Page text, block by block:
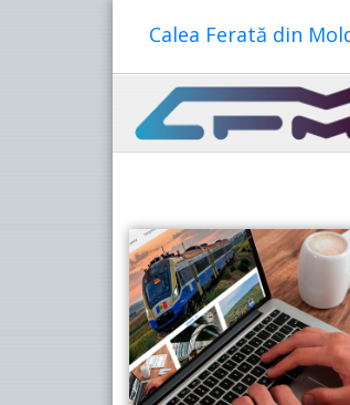
Calea Ferată din